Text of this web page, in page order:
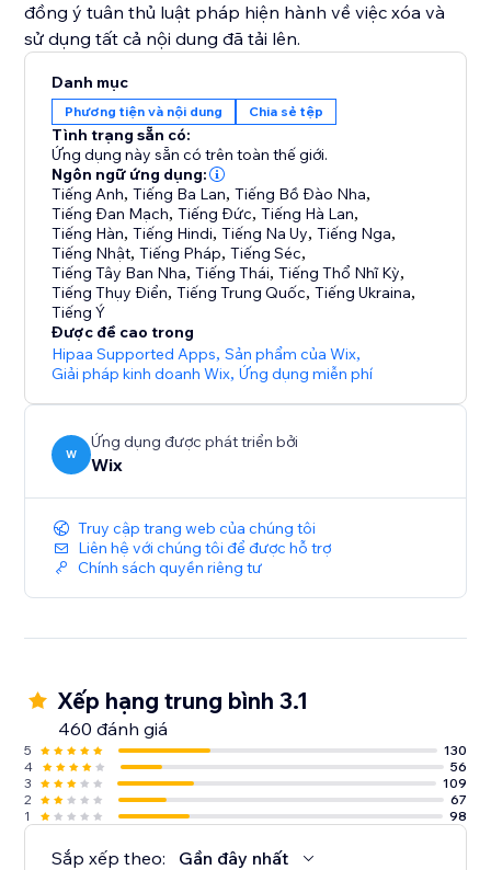
đồng ý tuân thủ luật pháp hiện hành về việc xóa và
sử dụng tất cả nội dung đã tải lên.
Danh mục
Phương tiện và nội dung Chia sẻ tệp
Tình trạng sẵn có:
Ứng dụng này sẵn có trên toàn thế giới.
Ngôn ngữ ứng dụng:
Tiếng Anh,Tiếng Ba Lan,Tiếng Bồ Đào Nha,
Tiếng Đan Mạch,Tiếng Đức,Tiếng Hà Lan,
Tiếng Hàn,Tiếng Hindi,Tiếng Na Uy,Tiếng Nga,
Tiếng Nhật,Tiếng Pháp,Tiếng Séc,
Tiếng Tây Ban Nha,Tiếng Thái,Tiếng Thổ Nhĩ Kỳ,
Tiếng Thụy Điển,Tiếng Trung Quốc,Tiếng Ukraina,
Tiếng Ý
Được đề cao trong
Hipaa Supported Apps,Sản phẩm của Wix,
Giải pháp kinh doanh Wix,Ứng dụng miễn phí
W
Ứng dụng được phát triển bởi
Wix
Truy cập trang web của chúng tôi
Liên hệ với chúng tôi để được hỗ trợ
Chính sách quyền riêng tư
Xếp hạng trung bình 3.1
460 đánh giá
5
130
4
56
3
109
2
67
1
98
Sắp xếp theo: Gần đây nhất